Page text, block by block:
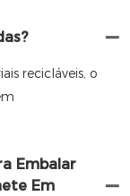
recicláveis, o
Embalar
Em